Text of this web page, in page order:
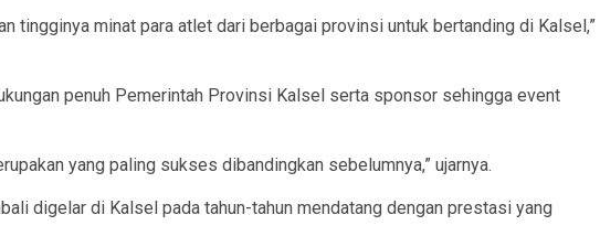
tingginya minat para atlet dari berbagai provinsi untuk bertanding di Kalsel,”
penuh Pemerintah Provinsi Kalsel serta sponsor sehingga event
yang paling sukses dibandingkan sebelumnya,” ujarnya.
digelar di Kalsel pada tahun-tahun mendatang dengan prestasi yang